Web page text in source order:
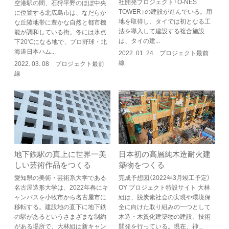
空港駅の間、石狩平野のほぼ中央
に位置する北広島市は、なだらか
な丘陵地帯に豊かな自然と都市機
能が調和している街。冬には氷点
下20℃になる地で、プロ野球・北
海道日本ハム...
2022. 03. 08 プロジェクト最前
線
TOWER」の建設が進んでいる。用
地を取得し、タイでは初となる工
法を導入して建設する複合施設
は、タイの建...
2022. 01. 24 プロジェクト最前
線
地下鉄駅の真上に世界一美
しい芸術作品をつくる
愛知県の美術・芸術系大学である
名古屋造形大学は、2022年春にキ
ャンパスを小牧市から名古屋市に
移転する。建設地の直下に地下鉄
の駅があるというさまざまな制約
がある場所で、大林組は新キャン
日本初の高層純木造耐火建
築物をつくる
完成予想図（2022年3月竣工予定）
OY プロジェクト特設サイト 大林
組は、脱炭素社会の実現や環境保
全に向けた取り組みの一つとして
木造・木質化建築物の建設、技術
開発を行っている。現在、神...